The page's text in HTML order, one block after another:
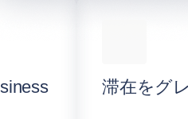
滞在をグ